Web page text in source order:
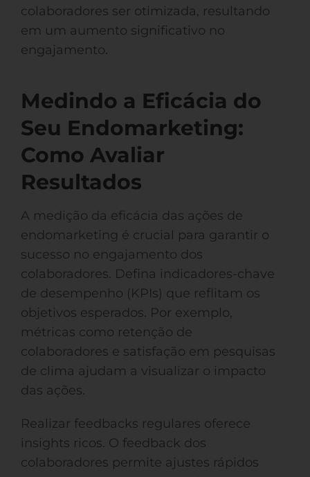
colaboradores ser otimizada, resultando
em um aumento significativo no
engajamento.
Medindo a Eficácia do
Seu Endomarketing:
Como Avaliar
Resultados
A medição da eficácia das ações de
endomarketing é crucial para garantir o
sucesso no engajamento dos
colaboradores. Defina indicadores-chave
de desempenho (KPIs) que reflitam os
objetivos esperados. Por exemplo,
métricas como retenção de
colaboradores e satisfação em pesquisas
de clima ajudam a visualizar o impacto
das ações.
Realizar feedbacks regulares oferece
insights ricos. O feedback dos
colaboradores permite ajustes rápidos